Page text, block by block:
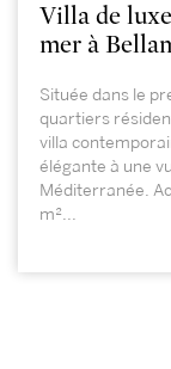
Villa de
mer à
Située dans le
quartiers
villa
élégante à une
Méditerranée.
m²...